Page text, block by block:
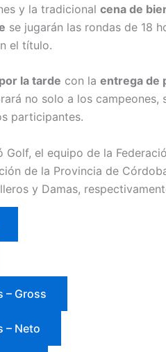
y la tradicional cena de
se jugarán las rondas de 18
el título.
la tarde con la entrega de
no solo a los campeones,
participantes.
el equipo de la
de la Provincia de
y Damas,
– Gross
– Neto